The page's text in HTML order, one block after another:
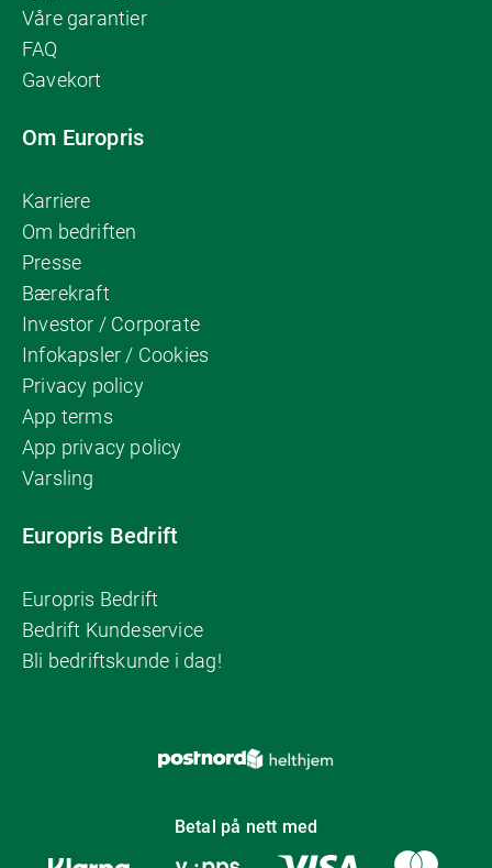
Våre garantier
FAQ
Gavekort
Om Europris
Karriere
Om bedriften
Presse
Bærekraft
Investor / Corporate
Infokapsler / Cookies
Privacy policy
App terms
App privacy policy
Varsling
Europris Bedrift
Europris Bedrift
Bedrift Kundeservice
Bli bedriftskunde i dag!
Betal på nett med